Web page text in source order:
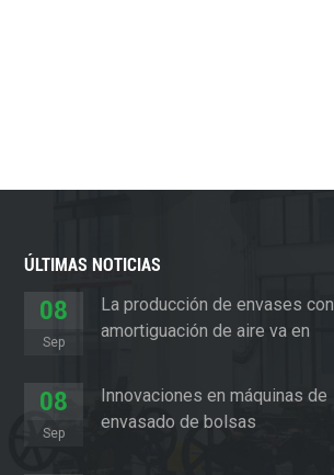
ÚLTIMAS NOTICIAS
08
Sep
La producción de envases con
amortiguación de aire va en
08
Sep
Innovaciones en máquinas de
envasado de bolsas